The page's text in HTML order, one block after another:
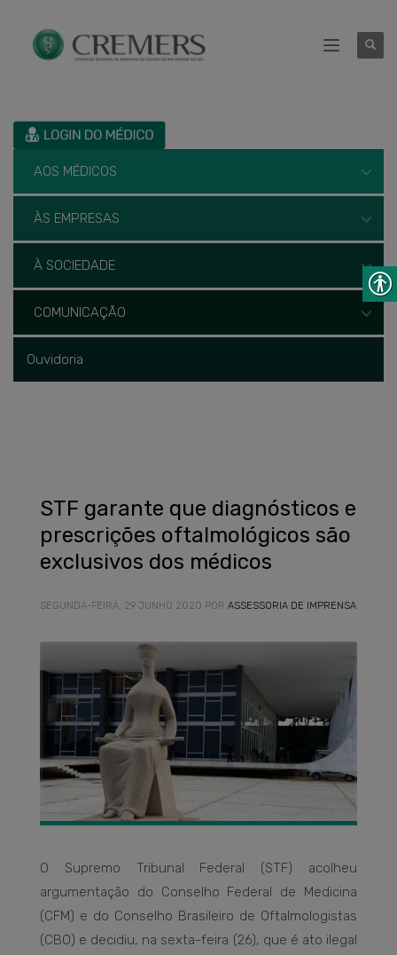
AOS MÉDICOS
ÀS EMPRESAS
À SOCIEDADE
COMUNICAÇÃO
Ouvidoria
STF garante que diagnósticos e
prescrições oftalmológicos são
exclusivos dos médicos
SEGUNDA-FEIRA, 29 JUNHO 2020 POR ASSESSORIA DE IMPRENSA
O Supremo Tribunal Federal (STF) acolheu
argumentação do Conselho Federal de Medicina
(CFM) e do Conselho Brasileiro de Oftalmologistas
(CBO) e decidiu, na sexta-feira (26), que é ato ilegal